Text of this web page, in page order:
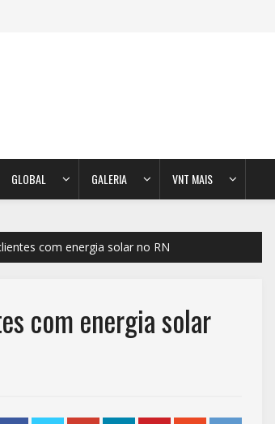
GLOBAL GALERIA VNT MAIS
com energia solar no RN
com energia solar